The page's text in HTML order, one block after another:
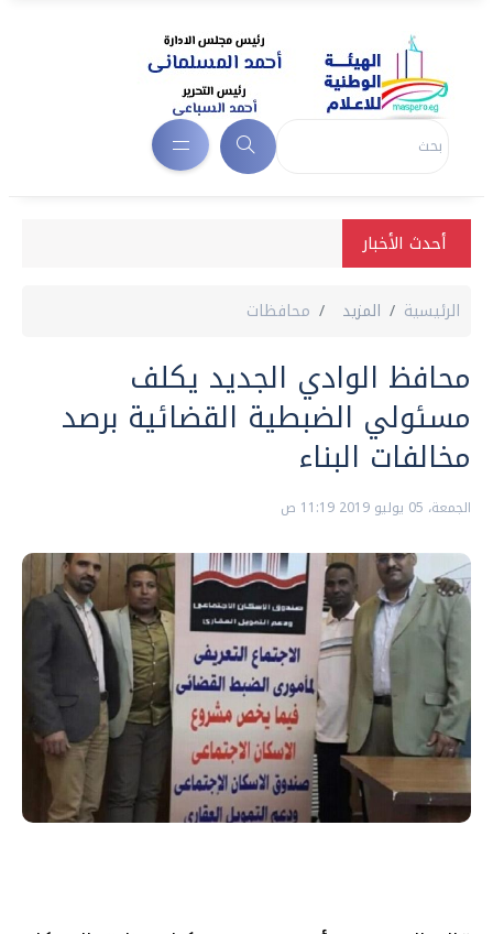
أحدث الأخبار
الرئيسية المزيد محافظات
محافظ الوادي الجديد يكلف
مسئولي الضبطية القضائية برصد
مخالفات البناء
الجمعة، 05 يوليو 2019 11:19 ص